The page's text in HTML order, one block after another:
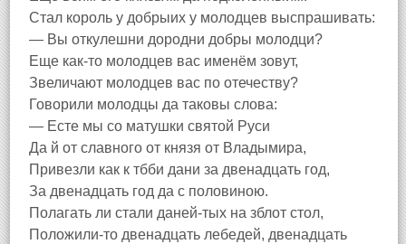
Стал король у добрыих у молодцев выспрашивать:
— Вы откулешни дородни добры молодци?
Еще как-то молодцев вас именём зовут,
Звеличают молодцев вас по отечеству?
Говорили молодцы да таковы слова:
— Есте мы со матушки святой Руси
Да й от славного от князя от Владымира,
Привезли как к тбби дани за двенадцать год,
За двенадцать год да с половиною.
Полагать ли стали даней-тых на зблот стол,
Положили-то двенадцать лебедей, двенадцать